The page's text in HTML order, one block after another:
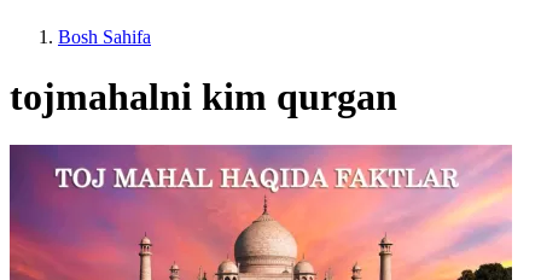
Bosh Sahifa
tojmahalni kim qurgan